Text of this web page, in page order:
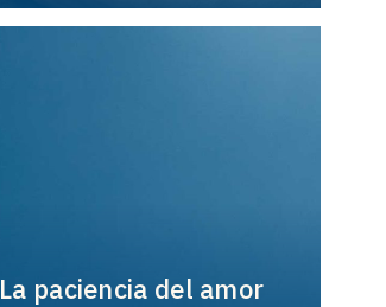
La paciencia del amor